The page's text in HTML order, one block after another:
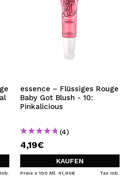
essence – Flüssiges Rouge
Baby Got Blush - 10:
Pinkalicious
(4)
4,19€
KAUFEN
Preis x 100 Ml: 41,90€ Tax Inb.